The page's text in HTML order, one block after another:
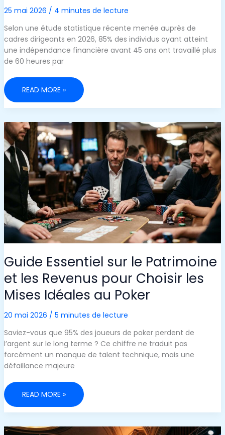
25 mai 2026 / 4 minutes de lecture
Selon une étude statistique récente menée auprès de
cadres dirigeants en 2026, 85% des individus ayant atteint
une indépendance financière avant 45 ans ont travaillé plus
de 60 heures par
ENDUREZ
HEURES
DURES
RÉCOLTEZ
LE
SUCCÈS
DEMAIN
:
APPRÉCIEZ
TRAVAILLER
INTENSÉMENT
EN
DÉBUT
DE
CARRIÈRE
READ MORE »
Guide Essentiel sur le Patrimoine
et les Revenus pour Choisir les
Mises Idéales au Poker
20 mai 2026 / 5 minutes de lecture
Saviez-vous que 95% des joueurs de poker perdent de
l’argent sur le long terme ? Ce chiffre ne traduit pas
forcément un manque de talent technique, mais une
défaillance majeure
GUIDE
SUR
LE
ET
READ MORE »